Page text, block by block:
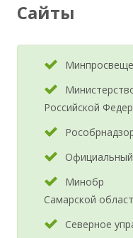
Сайты
Российской
Минобр
Самарской
Северное